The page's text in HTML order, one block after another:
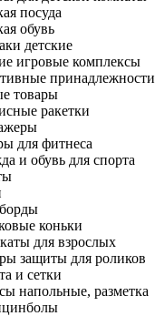
посуда
обувь
детские
игровые комплексы
принадлежности
товары
ракетки
для фитнеса
и обувь для спорта
коньки
для взрослых
защиты для роликов
и сетки
напольные, разметка